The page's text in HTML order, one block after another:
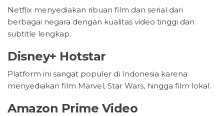
Netflix menyediakan ribuan film dan serial dari
berbagai negara dengan kualitas video tinggi dan
subtitle lengkap.
Disney+ Hotstar
Platform ini sangat populer di Indonesia karena
menyediakan film Marvel, Star Wars, hingga film lokal.
Amazon Prime Video